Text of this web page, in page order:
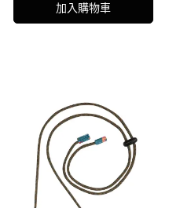
用庫存，偶有下單後缺貨情
遇庫存不足無法下單，亦歡
迎洽詢客服。
加入購物車